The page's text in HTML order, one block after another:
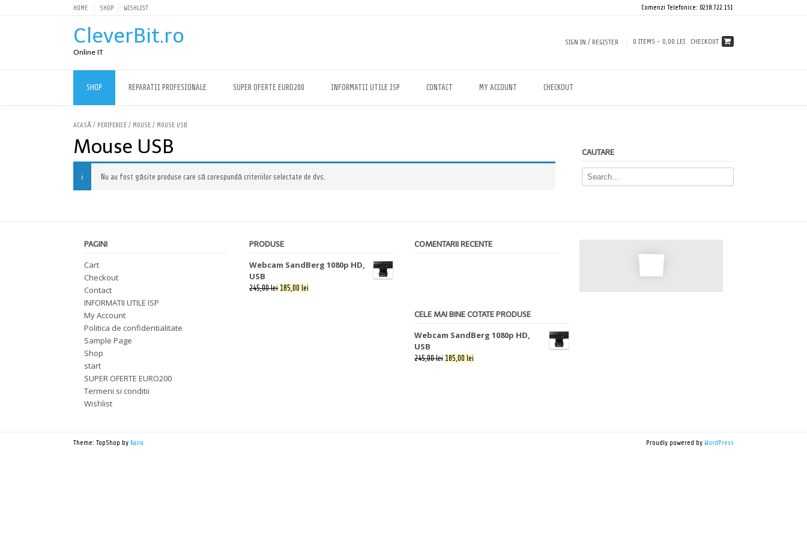
HOME SHOP WISHLIST Comenzi Telefonice: 0238.722.151
CleverBit.ro
Online IT
SIGN IN / REGISTER 0 ITEMS - 0,00 LEI CHECKOUT
SHOP REPARATII PROFESIONALE SUPER OFERTE EURO200 INFORMATII UTILE ISP CONTACT MY ACCOUNT CHECKOUT
ACASĂ / PERIFERICE / MOUSE / MOUSE USB
Mouse USB
Nu au fost găsite produse care să corespundă criteriilor selectate de dvs.
CAUTARE
PAGINI
Cart
Checkout
Contact
INFORMATII UTILE ISP
My Account
Politica de confidentialitate
Sample Page
Shop
start
SUPER OFERTE EURO200
Termeni si conditii
Wishlist
PRODUSE
Webcam SandBerg 1080p HD,
USB
245,00 lei 185,00 lei
COMENTARII RECENTE
CELE MAI BINE COTATE PRODUSE
Webcam SandBerg 1080p HD,
USB
245,00 lei 185,00 lei
Theme: TopShop by Kaira Proudly powered by WordPress